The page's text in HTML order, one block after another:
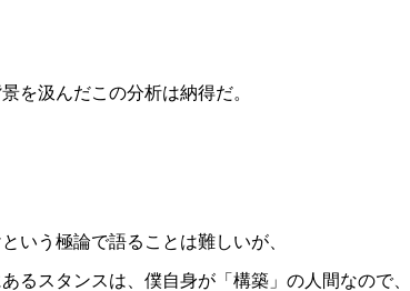
を汲んだこの分析は納得だ。
いう極論で語ることは難しいが、
るスタンスは、僕自身が「構築」の人間なので、